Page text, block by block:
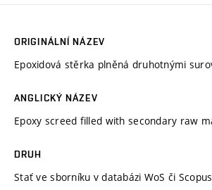
ORIGINÁLNÍ NÁZEV
Epoxidová stěrka plněná druhotnými
ANGLICKÝ NÁZEV
Epoxy screed filled with secondary raw
DRUH
Stať ve sborníku v databázi WoS či Scopus